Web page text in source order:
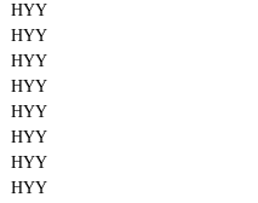
HYY
HYY
HYY
HYY
HYY
HYY
HYY
HYY